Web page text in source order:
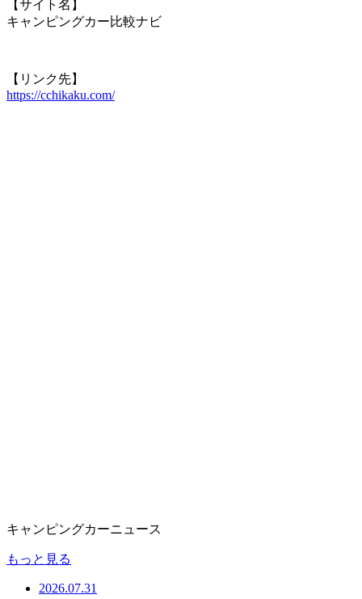
【サイト名】
キャンピングカー比較ナビ
【リンク先】
https://cchikaku.com/
キャンピングカーニュース
もっと見る
2026.07.31